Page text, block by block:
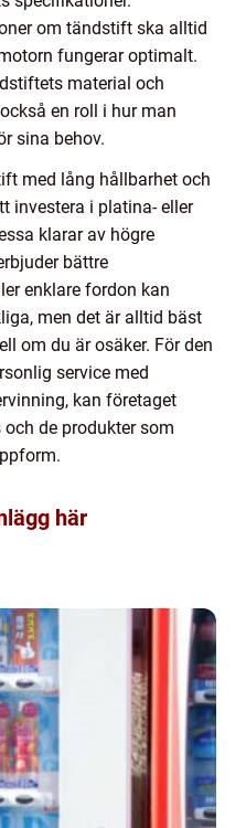
om tändstift ska alltid
fungerar optimalt.
material och
en roll i hur man
sina behov.
med lång hållbarhet och
investera i platina- eller
klarar av högre
bättre
enklare fordon kan
men det är alltid bäst
om du är osäker. För den
service med
kan företaget
de produkter som
här